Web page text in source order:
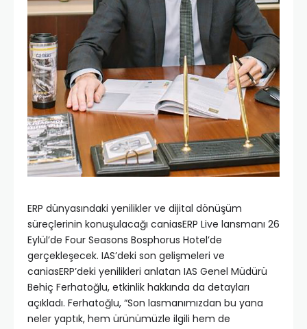
ERP dünyasındaki yenilikler ve dijital dönüşüm
süreçlerinin konuşulacağı caniasERP Live lansmanı 26
Eylül’de Four Seasons Bosphorus Hotel’de
gerçekleşecek. IAS’deki son gelişmeleri ve
caniasERP’deki yenilikleri anlatan IAS Genel Müdürü
Behiç Ferhatoğlu, etkinlik hakkında da detayları
açıkladı. Ferhatoğlu, “Son lasmanımızdan bu yana
neler yaptık, hem ürünümüzle ilgili hem de